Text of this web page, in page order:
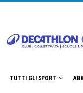
TUTTI GLI SPORT